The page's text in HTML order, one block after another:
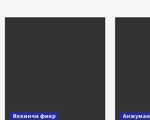
Иккинчи фикр Анжуман